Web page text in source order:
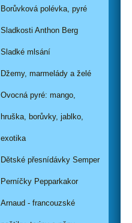
Borůvková polévka, pyré
Sladkosti Anthon Berg
Sladké mlsání
Džemy, marmelády a želé
Ovocná pyré: mango,
hruška, borůvky, jablko,
exotika
Dětské přesnídávky Semper
Perníčky Pepparkakor
Arnaud - francouzské